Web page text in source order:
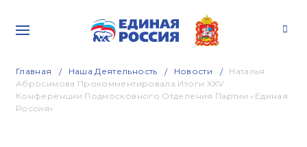
Главная Наша Деятельность Новости
Наталья
Абросимова Прокомментировала Итоги XXV
Конференции Подмосковного Отделения Партии «Единая
Россия»